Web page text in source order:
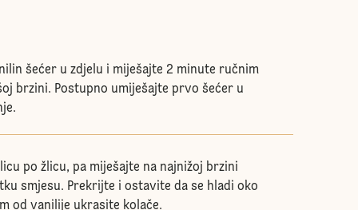
šećer u zdjelu i miješajte 2 minute ručnim
brzini. Postupno umiješajte prvo šećer u
po žlicu, pa miješajte na najnižoj brzini
smjesu. Prekrijte i ostavite da se hladi oko
od vanilije ukrasite kolače.